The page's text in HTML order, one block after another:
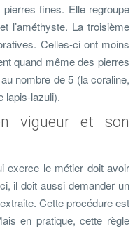
fines. Elle regroupe
l’améthyste. La troisième
Celles-ci ont moins
quand même des pierres
nombre de 5 (la coraline,
lapis-lazuli).
vigueur et son
exerce le métier doit avoir
il doit aussi demander un
Cette procédure est
en pratique, cette règle